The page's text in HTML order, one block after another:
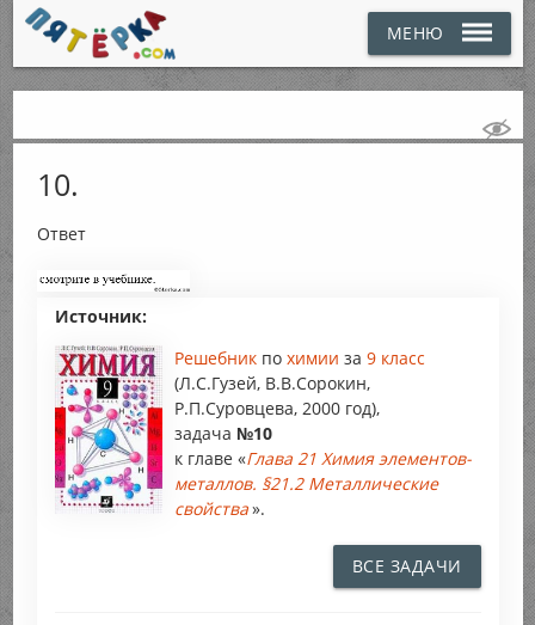
МЕНЮ
10.
Ответ
Источник:
Решебник по химии за 9 класс
(Л.С.Гузей, В.В.Сорокин,
Р.П.Суровцева, 2000 год),
задача №10
к главе «Глава 21 Химия элементов-
металлов. §21.2 Металлические
свойства».
ВСЕ ЗАДАЧИ